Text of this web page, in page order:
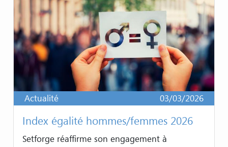
Actualité 03/03/2026
Index égalité hommes/femmes 2026
Setforge réaffirme son engagement à